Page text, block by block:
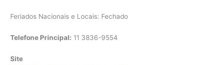
Feriados Nacionais e Locais: Fechado
Telefone Principal: 11 3836-9554
Site